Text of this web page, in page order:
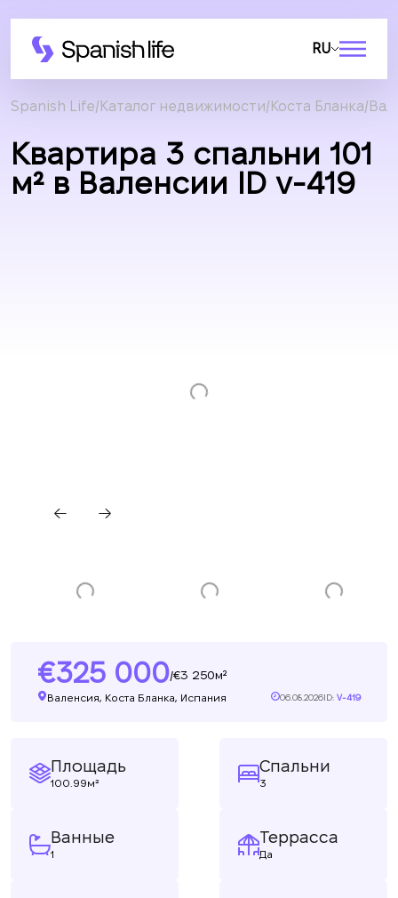
RU
Spanish Life Каталог недвижимости Коста Бланка
Квартира 3 спальни 101
м² в Валенсии ID v-419
325 000/ 3 250м²
Валенсия, Коста Бланка, Испания 06.08.2026ID: V-419
Площадь
100.99м²
Спальни
3
Ванные
1
Террасса
Да